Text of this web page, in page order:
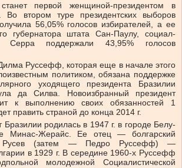
первой женщиной-президентом в
Во втором туре президентских выборов
56,05% голосов избирателей, а ее
губернатора штата Сан-Паулу, социал-
Серра поддержали 43,95% голосов
Руссефф, которая еще в начале этого
политиком, обязана поддержке
уходящего президента Бразилии
да Силва. Новоизбранный президент
к выполнению своих обязанностей 1
править страной до конца 2014 г.
родилась в 1947 г. в городе Белу-
Минас-Жерайс. Ее отец — болгарский
Русев (затем — Педро Руссефф) —
в 1929 г. В середине 1960-х Руссефф
молодежной Социалистической